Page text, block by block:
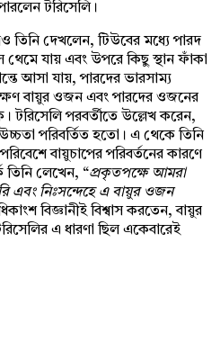
টরিসেলি।
তিনি দেখলেন, টিউবের মধ্যে পারদ
থেমে যায় এবং উপরে কিছু স্থান ফাঁকা
আসা যায়, পারদের ভারসাম্য
বায়ুর ওজন এবং পারদের ওজনের
টরিসেলি পরবর্তীতে উল্লেখ করেন,
পরিবর্তিত হতো। এ থেকে তিনি
বায়ুচাপের পরিবর্তনের কারণে
তিনি লেখেন, “প্রকৃতপক্ষে আমরা
এবং নিঃসন্দেহে এ বায়ুর ওজন
বিজ্ঞানীই বিশ্বাস করতেন, বায়ুর
এ ধারণা ছিল একেবারেই